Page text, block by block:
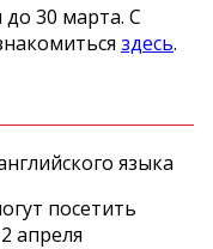
30 марта. С
здесь.
языка
посетить
апреля